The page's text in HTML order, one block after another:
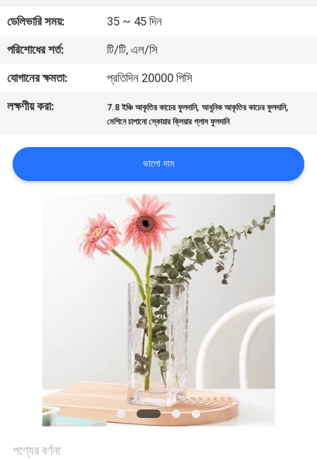
নিয়ন্ত্রণ
যোগাযোগ
করুন
ব্লগ
ডেলিভারি সময়:
35 ~ 45 দিন
পরিশোধের শর্ত:
টি/টি, এল/সি
যোগানের ক্ষমতা:
প্রতিদিন 20000 পিসি
লক্ষণীয় করা:
7.8 ইঞ্চি আকৃতির কাচের ফুলদানি,আধুনিক আকৃতির কাচের ফুলদানি,
মেশিনে চাপানো স্কোয়ার ক্লিয়ার গ্লাস ফুলদানি
ভালো দাম
পণ্যের বর্ণনা